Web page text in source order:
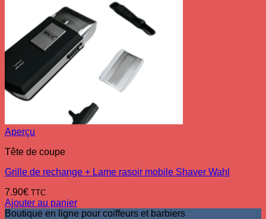
Aperçu
Tête de coupe
Grille de rechange + Lame rasoir mobile Shaver Wahl
7.90€ TTC
Ajouter au panier
Boutique en ligne pour coiffeurs et barbiers